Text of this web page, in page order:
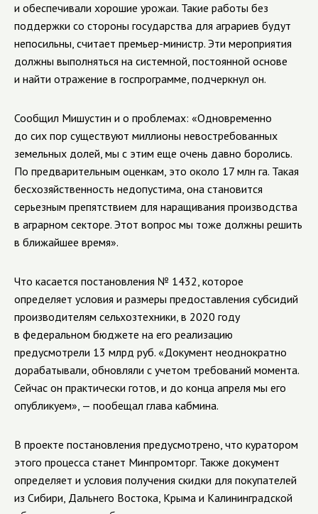
и обеспечивали хорошие урожаи. Такие работы без
поддержки со стороны государства для аграриев будут
непосильны, считает премьер-министр. Эти мероприятия
должны выполняться на системной, постоянной основе
и найти отражение в госпрограмме, подчеркнул он.
Сообщил Мишустин и о проблемах: «Одновременно
до сих пор существуют миллионы невостребованных
земельных долей, мы с этим еще очень давно боролись.
По предварительным оценкам, это около 17 млн га. Такая
бесхозяйственность недопустима, она становится
серьезным препятствием для наращивания производства
в аграрном секторе. Этот вопрос мы тоже должны решить
в ближайшее время».
Что касается постановления № 1432, которое
определяет условия и размеры предоставления субсидий
производителям сельхозтехники, в 2020 году
в федеральном бюджете на его реализацию
предусмотрели 13 млрд руб. «Документ неоднократно
дорабатывали, обновляли с учетом требований момента.
Сейчас он практически готов, и до конца апреля мы его
опубликуем», — пообещал глава кабмина.
В проекте постановления предусмотрено, что куратором
этого процесса станет Минпромторг. Также документ
определяет и условия получения скидки для покупателей
из Сибири, Дальнего Востока, Крыма и Калининградской